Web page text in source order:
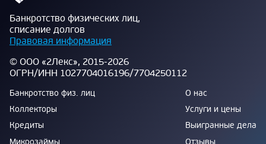
Банкротство физических лиц,
списание долгов
Правовая информация
© ООО «2Лекс», 2015-2026
ОГРН/ИНН 1027704016196/7704250112
Банкротство физ. лиц
Коллекторы
Кредиты
Микрозаймы
О нас
Услуги и цены
Выигранные дела
Отзывы